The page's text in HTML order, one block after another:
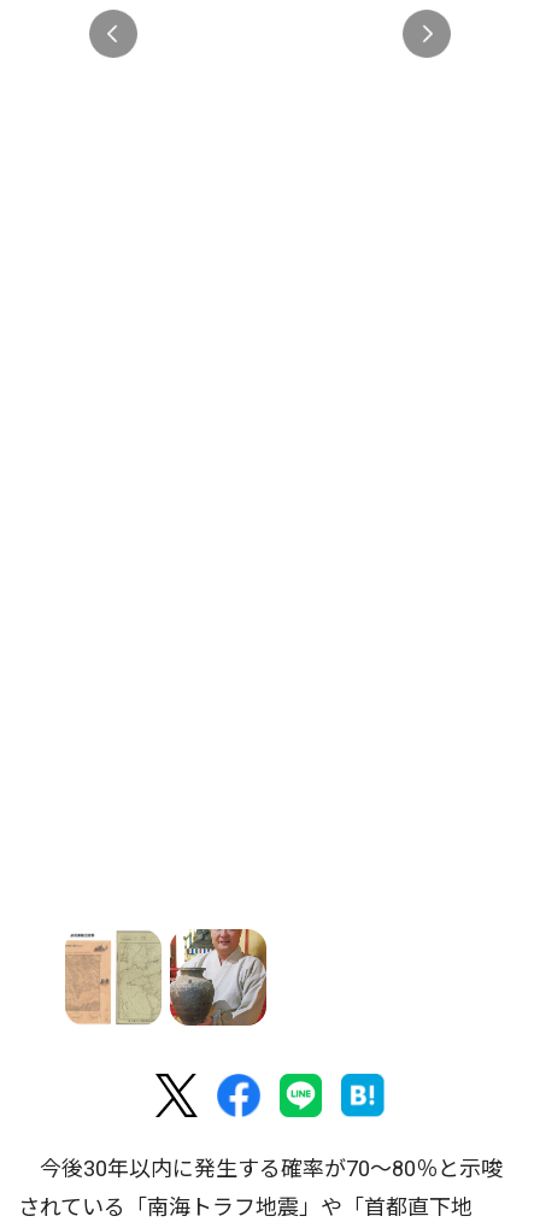
今後30年以内に発生する確率が70〜80％と示唆
されている「南海トラフ地震」や「首都直下地